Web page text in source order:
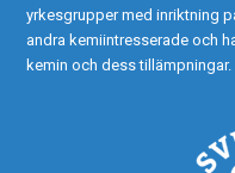
yrkesgrupper med inriktning
andra kemiintresserade och
kemin och dess tillämpningar.